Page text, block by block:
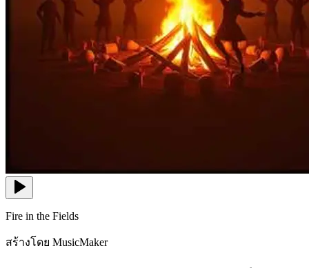
Fire in the Fields
สร้างโดย MusicMaker